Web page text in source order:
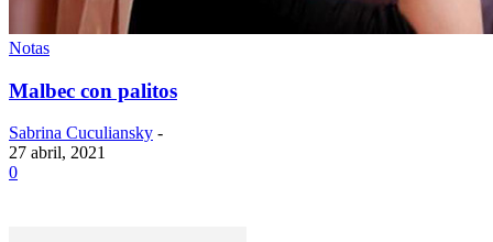
Notas
Malbec con palitos
Sabrina Cuculiansky -
27 abril, 2021
0